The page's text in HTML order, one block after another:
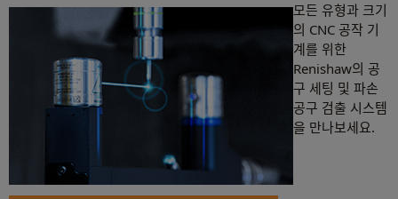
모든 유형과 크기
의 CNC 공작 기
계를 위한
Renishaw의 공
구 세팅 및 파손
공구 검출 시스템
을 만나보세요.